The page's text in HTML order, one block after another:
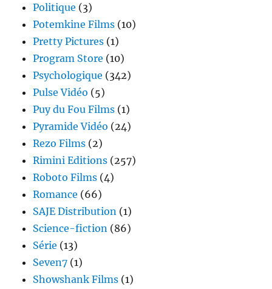
Politique (3)
Potemkine Films (10)
Pretty Pictures (1)
Program Store (10)
Psychologique (342)
Pulse Vidéo (5)
Puy du Fou Films (1)
Pyramide Vidéo (24)
Rezo Films (2)
Rimini Editions (257)
Roboto Films (4)
Romance (66)
SAJE Distribution (1)
Science-fiction (86)
Série (13)
Seven7 (1)
Showshank Films (1)